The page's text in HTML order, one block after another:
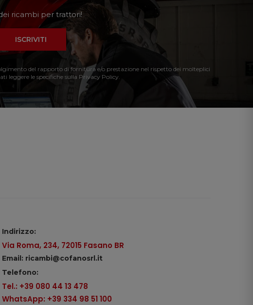
ricambi per trattori!
ISCRIVITI
del rapporto di fornitura e/o prestazione nel rispetto dei molteplici
leggere le specifiche sulla Privacy Policy.
Indirizzo:
Via Roma, 234, 72015 Fasano BR
Email: ricambi@cofanosrl.it
Telefono:
Tel.: +39 080 44 13 478
WhatsApp: +39 334 98 51 100